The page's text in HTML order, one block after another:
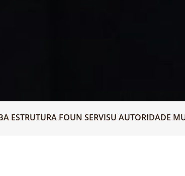
ESTRUTURA FOUN SERVISU AUTORIDADE